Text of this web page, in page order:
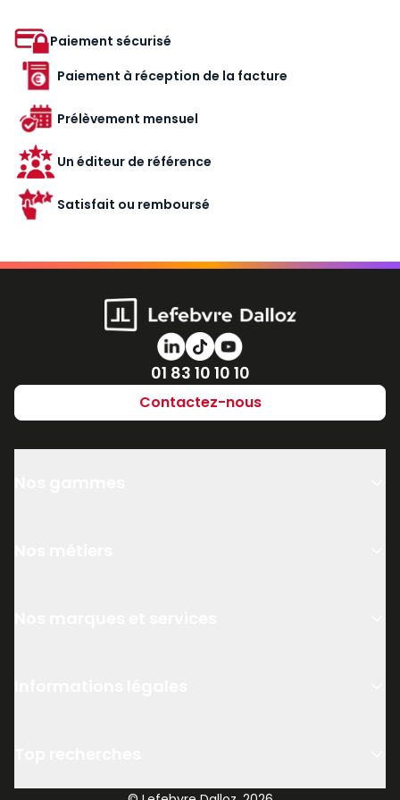
Paiement sécurisé
Paiement à réception de la facture
Prélèvement mensuel
Un éditeur de référence
Satisfait ou remboursé
Numéro de téléphone
01 83 10 10 10
Contactez-nous